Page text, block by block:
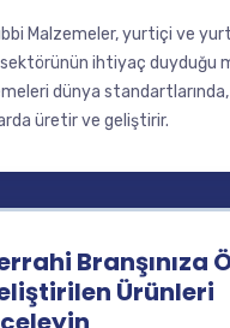
Malzemeler, yurtiçi ve
sektörünün ihtiyaç duyduğu
dünya
üretir ve geliştirir.
Branşınıza
Ürünleri